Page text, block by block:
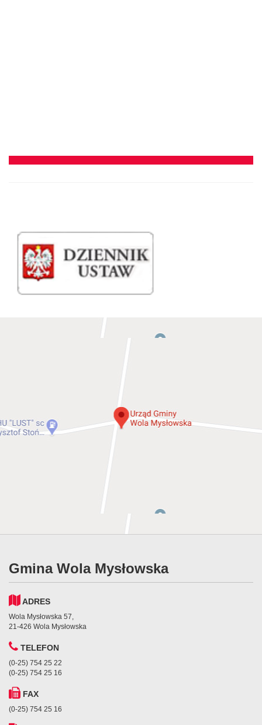
Gmina Wola Mysłowska
ADRES
Wola Mysłowska 57,
21-426 Wola Mysłowska
TELEFON
(0-25) 754 25 22
(0-25) 754 25 16
FAX
(0-25) 754 25 16